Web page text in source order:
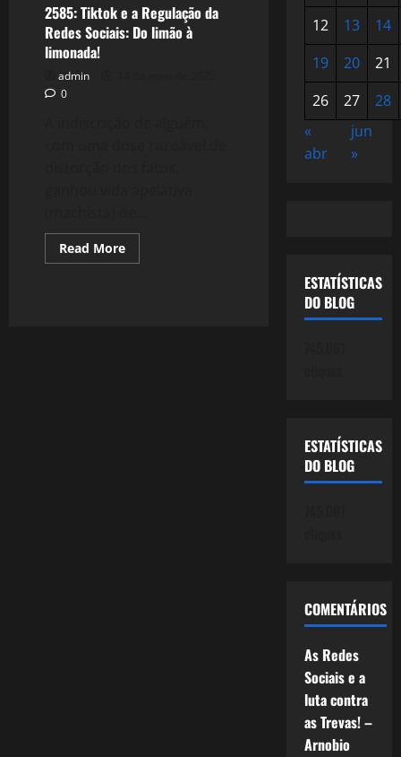
2585: Tiktok e a Regulação da
Redes Sociais: Do limão à
limonada!
admin
0
Read MoreRead
more
12
13
14
19
20
21
26
27
28
«
abr
jun
»
ESTATÍSTICAS
DO BLOG
ESTATÍSTICAS
DO BLOG
COMENTÁRIOS
As Redes
Sociais e a
luta contra
as Trevas! –
Arnobio